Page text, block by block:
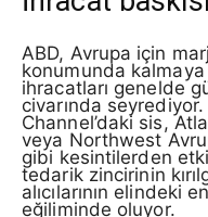
ABD, Avrupa için
konumunda
ihracatları genelde
civarında
Channel’daki sis,
veya Northwest
gibi kesintilerden
tedarik zincirinin
alıcılarının elindeki
eğiliminde oluyor.